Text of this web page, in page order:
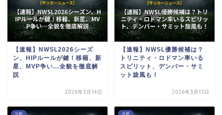
【速報】NWSL2026シーズ
ン、HIPルールが鍵！移籍、新
星、MVP争い…全貌を徹底解
説
2026年3月14日
【速報】NWSL優勝候補は？
トリニティ・ロドマン率いる
スピリット、デンバー・サミ
ット旋風も！
2026年3月13日
分析 分析